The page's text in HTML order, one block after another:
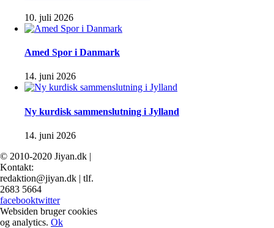
10. juli 2026
Amed Spor i Danmark
14. juni 2026
Ny kurdisk sammenslutning i Jylland
14. juni 2026
© 2010-2020 Jiyan.dk |
Kontakt:
redaktion@jiyan.dk | tlf.
2683 5664
facebooktwitter
Websiden bruger cookies
og analytics. Ok